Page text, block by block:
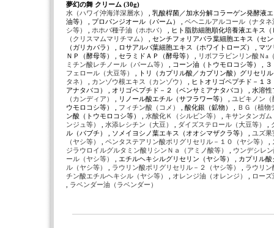
夢幻の舞 クリーム (30g)
水（ハワイ沖海洋深層水）
, 乳酸桿菌／加水分解コラーゲン発酵液
油等） , プロパンジオール（パーム） , ベヘニルアルコール（ナタ
シ等）
ホホバ種子油（ホホバ）
, ヒト脂肪細胞順化培養液エキス
（クリスマムマリチマム）
, センチフォリアバラ葉細胞エキス（セ
（ガリカバラ） , ロサアルバ葉細胞エキス（ホワイトローズ） , マ
ＮＰ（酵母等） , セラミドＡＰ（酵母等） ,
リボフラビンリン酸Ｎa
ミチン酸レチノール（パーム等）
, コーン油（トウモロコシ等） ,
フェロール（大豆等）
, トリ（カプリル酸／カプリン酸）グリセリ
タネ）
カンゾウ根エキス（カンゾウ）
, ヒトオリゴペプチド－１
アナタバコ） , オリゴペプチド－２（ベンサミアナタバコ） , 水溶
（カンディア）
, リノール酸エチル（サフラワー等） ,
ユビキノン
ウモロコシ等） ,
フィチン酸（コメ） , 酸化銀（鉱物） ,
ＢＧ（植
ン酸（トウモロコシ等） , 水酸化Ｋ（シルビン等）
キサンタンガ
ンジュ等）
水添レシチン（大豆） ダイズステロール（大豆等）
ル（バブチ） , ソメイヨシノ葉エキス（オオシマザクラ等） ,
ユズ
（ヤシ等）
ペンタステアリン酸ポリグリセリル－１０（ヤシ等）
ジラウロイルグルタミン酸リシンＮａ（アミノ酸等）
ウンデシレ
ール（ヤシ等）
, エチルヘキシルグリセリン（ヤシ等） , カプリル
ル（ヤシ等）
ラウリン酸ポリグリセリル－２（ヤシ等）
ラウリ
チン酸エチルヘキシル（ヤシ等）
オレンジ油（オレンジ）
ロー
ラベンダー油（ラベンダー）